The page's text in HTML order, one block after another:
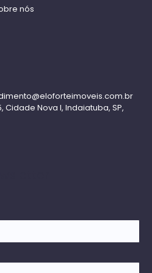
nós
, Cidade Nova I, Indaiatuba, SP,